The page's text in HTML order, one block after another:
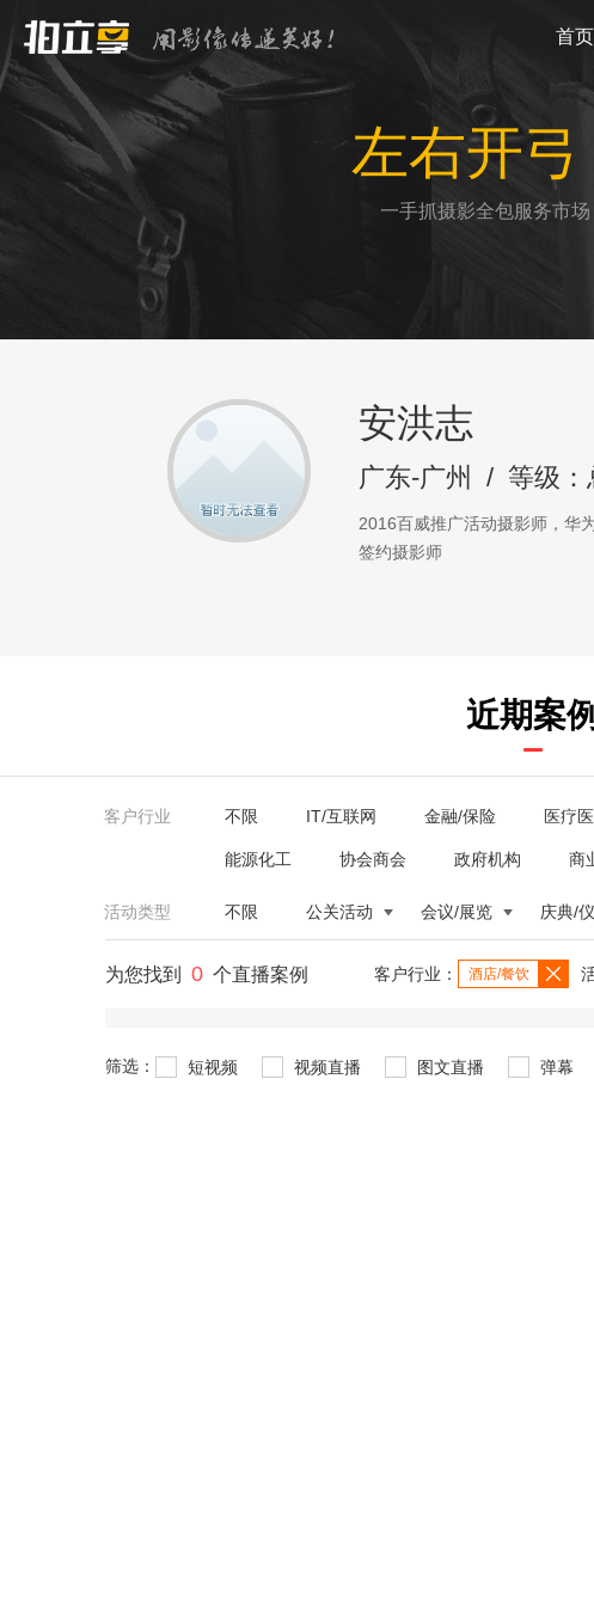
首页
左右开
一手抓摄影全包服务市
安洪志
广东-广州 / 等级：
2016百威推广活动摄影师，华
签约摄影师
近期案例
客户行业 不限 IT/互联网 金融/保险 医疗
能源化工 协会商会 政府机构 商
活动类型 不限 公关活动 会议/展览 庆典/
为您找到 0 个直播案例 客户行业： 酒店/餐饮
筛选： 短视频 视频直播 图文直播 弹幕